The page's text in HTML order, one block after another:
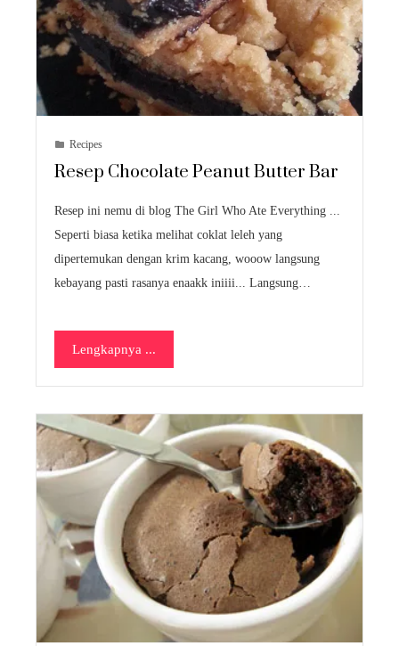
Recipes
Resep Chocolate Peanut Butter Bar
Resep ini nemu di blog The Girl Who Ate Everything ...
Seperti biasa ketika melihat coklat leleh yang
dipertemukan dengan krim kacang, wooow langsung
kebayang pasti rasanya enaakk iniiii... Langsung…
Lengkapnya ...